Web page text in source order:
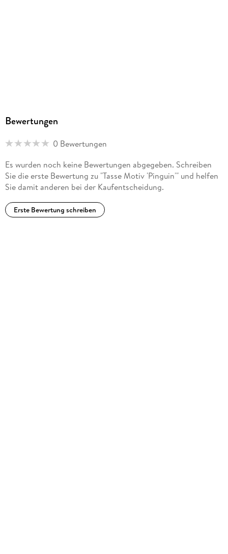
Bewertungen
0 Bewertungen
Es wurden noch keine Bewertungen abgegeben. Schreiben
Sie die erste Bewertung zu "Tasse Motiv 'Pinguin'" und helfen
Sie damit anderen bei der Kaufentscheidung.
Erste Bewertung schreiben